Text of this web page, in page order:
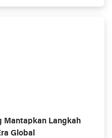
Mantapkan Langkah
Global